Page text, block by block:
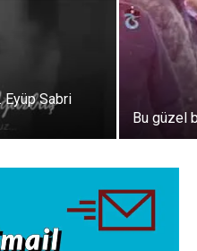
Eyüp Sabri
Bu güzel